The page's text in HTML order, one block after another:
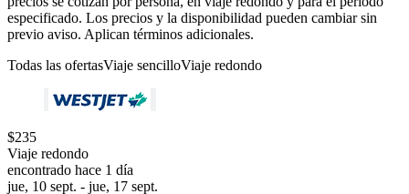
especificado. Los precios y la disponibilidad pueden cambiar sin
previo aviso. Aplican términos adicionales.
Todas las ofertasViaje sencilloViaje redondo
$235
Viaje redondo
encontrado hace 1 día
jue, 10 sept. - jue, 17 sept.